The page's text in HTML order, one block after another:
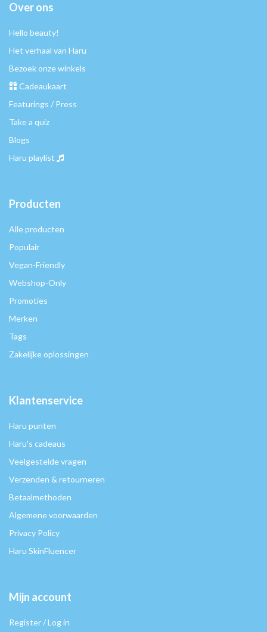
Over ons
Hello beauty!
Het verhaal van Haru
Bezoek onze winkels
Cadeaukaart
Featurings / Press
Take a quiz
Blogs
Haru playlist
Producten
Alle producten
Populair
Vegan-Friendly
Webshop-Only
Promoties
Merken
Tags
Zakelijke oplossingen
Klantenservice
Haru punten
Haru's cadeaus
Veelgestelde vragen
Verzenden & retourneren
Betaalmethoden
Algemene voorwaarden
Privacy Policy
Haru SkinFluencer
Mijn account
Register / Log in